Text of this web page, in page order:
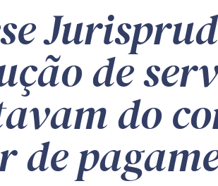
de
do
de